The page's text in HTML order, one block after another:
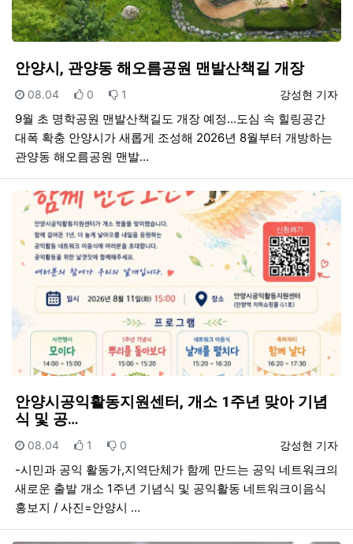
안양시, 관양동 해오름공원 맨발산책길 개장
등록자
강성현 기자
등록일
08.04 추천
0 비추천
1
9월 초 명학공원 맨발산책길도 개장 예정…도심 속 힐링공간
대폭 확충 안양시가 새롭게 조성해 2026년 8월부터 개방하는
관양동 해오름공원 맨발…
안양시공익활동지원센터, 개소 1주년 맞아 기념
식 및 공…
등록자
강성현 기자
등록일
08.04 추천
1 비추천
0
-시민과 공익 활동가,지역단체가 함께 만드는 공익 네트워크의
새로운 출발 개소 1주년 기념식 및 공익활동 네트워크이음식
홍보지 / 사진=안양시 …